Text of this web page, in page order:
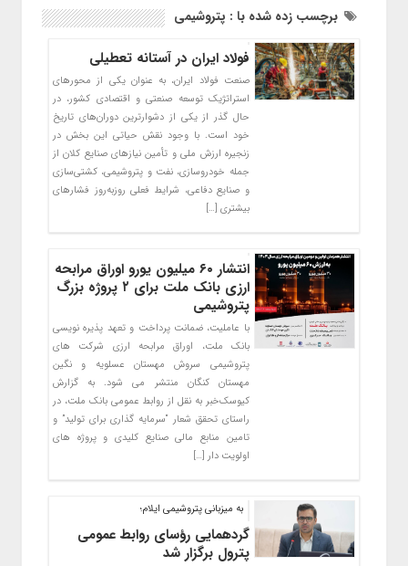
برچسب زده شده با : پتروشیمی
فولاد ایران در آستانه تعطیلی
صنعت فولاد ایران، به عنوان یکی از محورهای
استراتژیک توسعه صنعتی و اقتصادی کشور، در
حال گذر از یکی از دشوارترین دوران‌های تاریخ
خود است. با وجود نقش حیاتی این بخش در
زنجیره ارزش ملی و تأمین نیازهای صنایع کلان از
جمله خودروسازی، نفت و پتروشیمی، کشتی‌سازی
و صنایع دفاعی، شرایط فعلی روزبه‌روز فشارهای
بیشتری […]
انتشار ۶۰ میلیون یورو اوراق مرابحه
ارزی بانک ملت برای ۲ پروژه بزرگ
پتروشیمی
با عاملیت، ضمانت پرداخت و تعهد پذیره نویسی
بانک ملت، اوراق مرابحه ارزی شرکت های
پتروشیمی سروش مهستان عسلویه و نگین
مهستان کنگان منتشر می شود. به گزارش
کیوسک‌خبر به نقل از روابط عمومی بانک ملت، در
راستای تحقق شعار “سرمایه گذاری برای تولید” و
تامین منابع مالی صنایع کلیدی و پروژه های
اولویت دار […]
به میزبانی پتروشیمی ایلام؛
گردهمایی رؤسای روابط عمومی
پترول برگزار شد